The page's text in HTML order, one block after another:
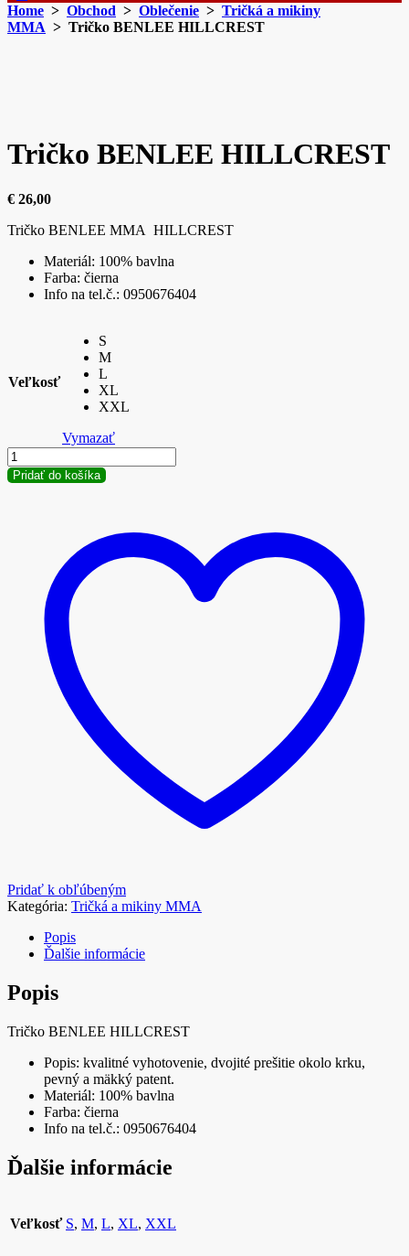
Home > Obchod > Oblečenie > Tričká a mikiny
MMA > Tričko BENLEE HILLCREST
Tričko BENLEE HILLCREST
€ 26,00
Tričko BENLEE MMA HILLCREST
Materiál: 100% bavlna
Farba: čierna
Info na tel.č.: 0950676404
Veľkosť
S
M
L
XL
XXL
Vymazať
množstvo
Tričko
BENLEE
Pridať do košíka
Pridať k obľúbeným
Kategória: Tričká a mikiny MMA
Popis
Ďalšie informácie
Popis
Tričko BENLEE HILLCREST
Popis: kvalitné vyhotovenie, dvojité prešitie okolo krku,
pevný a mäkký patent.
Materiál: 100% bavlna
Farba: čierna
Info na tel.č.: 0950676404
Ďalšie informácie
Veľkosť S, M, L, XL, XXL